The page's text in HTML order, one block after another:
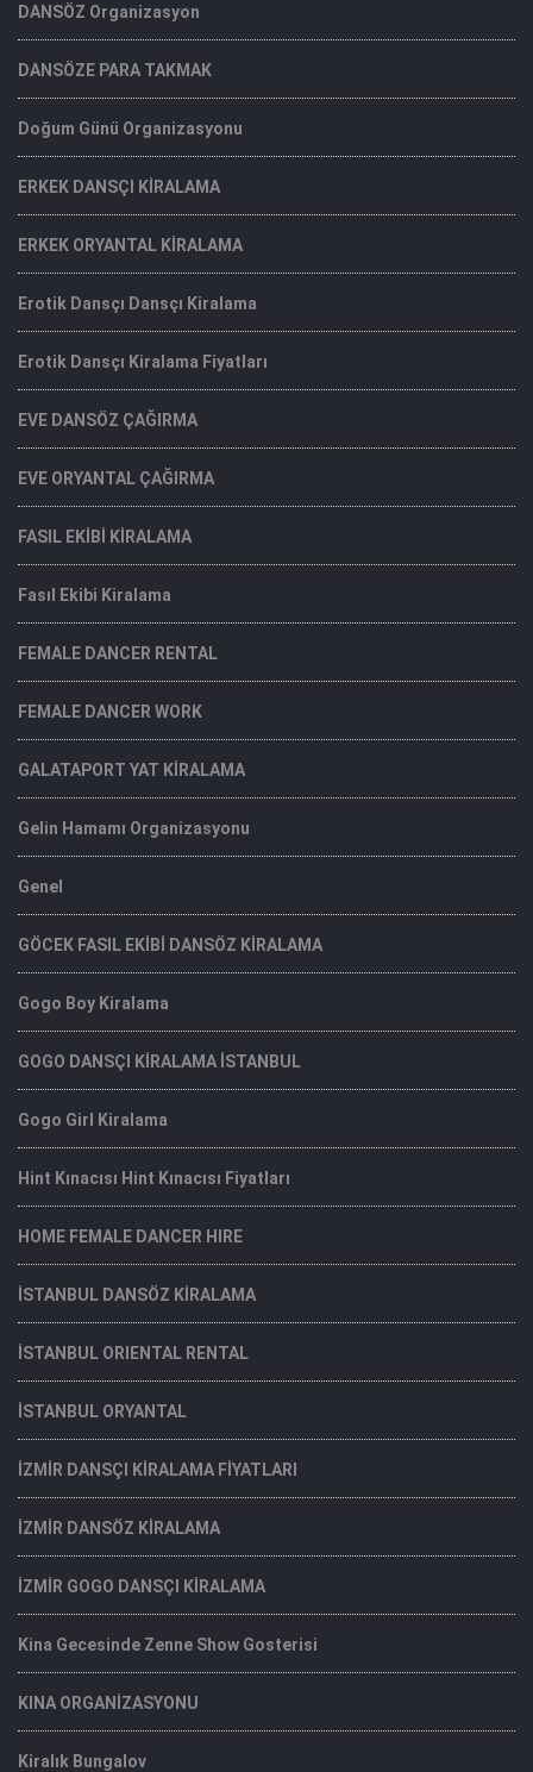
DANSÖZ Organizasyon
DANSÖZE PARA TAKMAK
Doğum Günü Organizasyonu
ERKEK DANSÇI KİRALAMA
ERKEK ORYANTAL KİRALAMA
Erotik Dansçı Dansçı Kiralama
Erotik Dansçı Kiralama Fiyatları
EVE DANSÖZ ÇAĞIRMA
EVE ORYANTAL ÇAĞIRMA
FASIL EKİBİ KİRALAMA
Fasıl Ekibi Kiralama
FEMALE DANCER RENTAL
FEMALE DANCER WORK
GALATAPORT YAT KİRALAMA
Gelin Hamamı Organizasyonu
Genel
GÖCEK FASIL EKİBİ DANSÖZ KİRALAMA
Gogo Boy Kiralama
GOGO DANSÇI KİRALAMA İSTANBUL
Gogo Girl Kiralama
Hint Kınacısı Hint Kınacısı Fiyatları
HOME FEMALE DANCER HIRE
İSTANBUL DANSÖZ KİRALAMA
İSTANBUL ORIENTAL RENTAL
İSTANBUL ORYANTAL
İZMİR DANSÇI KİRALAMA FİYATLARI
İZMİR DANSÖZ KİRALAMA
İZMİR GOGO DANSÇI KİRALAMA
Kina Gecesinde Zenne Show Gosterisi
KINA ORGANİZASYONU
Kiralık Bungalov